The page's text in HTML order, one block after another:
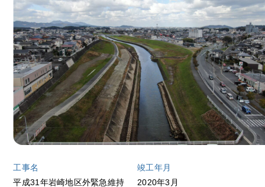
工事名
平成31年岩崎地区外緊急維持
竣工年月
2020年3月